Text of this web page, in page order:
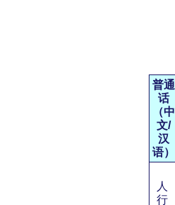
普通
话
（中
文/
汉
语）
人
行